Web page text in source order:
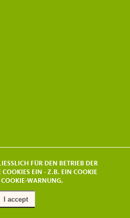
FÜR DEN BETRIEB DER
COOKIES EIN - Z.B. EIN COOKIE
COOKIE-WARNUNG.
I accept